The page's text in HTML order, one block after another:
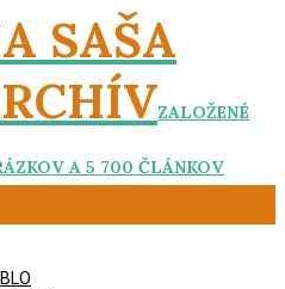
SAŠA
ZALOŽENÉ
A 5 700 ČLÁNKOV